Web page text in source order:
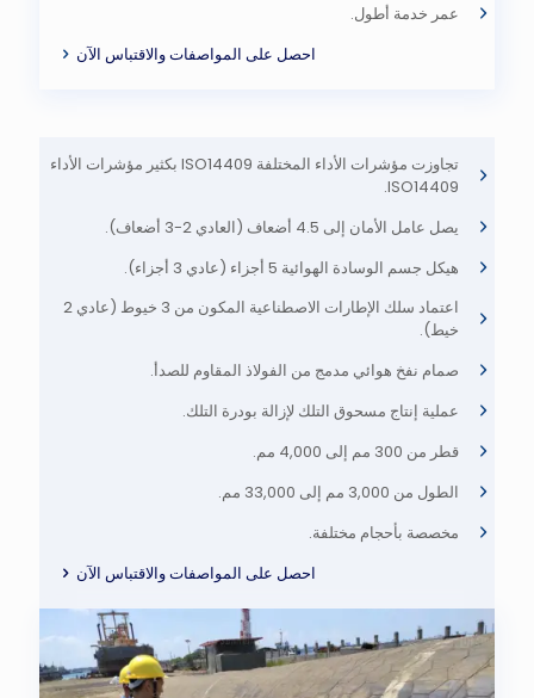
عمر خدمة أطول.
احصل على المواصفات والاقتباس الآن
تجاوزت مؤشرات الأداء المختلفة ISO14409 بكثير مؤشرات الأداء
ISO14409.
يصل عامل الأمان إلى 4.5 أضعاف (العادي 2-3 أضعاف).
هيكل جسم الوسادة الهوائية 5 أجزاء (عادي 3 أجزاء).
اعتماد سلك الإطارات الاصطناعية المكون من 3 خيوط (عادي 2
خيط).
صمام نفخ هوائي مدمج من الفولاذ المقاوم للصدأ.
عملية إنتاج مسحوق التلك لإزالة بودرة التلك.
قطر من 300 مم إلى 4,000 مم.
الطول من 3,000 مم إلى 33,000 مم.
مخصصة بأحجام مختلفة.
احصل على المواصفات والاقتباس الآن